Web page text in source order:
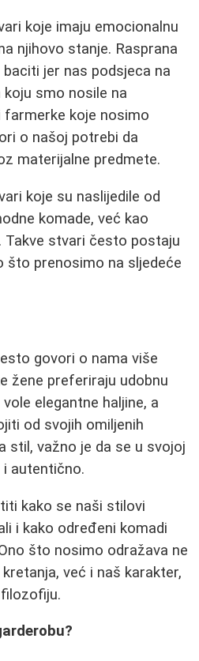
koje imaju emocionalnu
njihovo stanje. Rasprana
jer nas podsjeca na
koju smo nosile na
farmerke koje nosimo
o našoj potrebi da
materijalne predmete.
koje su naslijedile od
komade, već kao
Takve stvari često postaju
što prenosimo na sljedeće
govori o nama više
žene preferiraju udobnu
elegantne haljine, a
od svojih omiljenih
stil, važno je da se u svojoj
autentično.
kako se naši stilovi
i kako određeni komadi
što nosimo odražava ne
već i naš karakter,